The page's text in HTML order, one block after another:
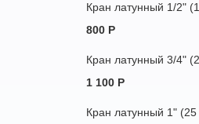
Кран латунный 1/2"
800 Р
Кран латунный 3/4"
1 100 Р
Кран латунный 1"